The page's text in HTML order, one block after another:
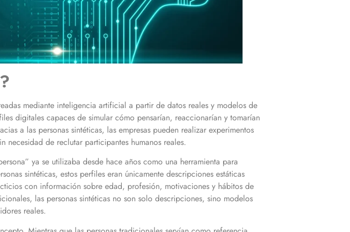
mediante inteligencia artificial a partir de datos reales y modelos de
digitales capaces de simular cómo pensarían, reaccionarían y tomarían
a las personas sintéticas, las empresas pueden realizar experimentos
de reclutar participantes humanos reales.
ya se utilizaba desde hace años como una herramienta para
sintéticas, estos perfiles eran únicamente descripciones estáticas
con información sobre edad, profesión, motivaciones y hábitos de
las personas sintéticas no son solo descripciones, sino modelos
reales.